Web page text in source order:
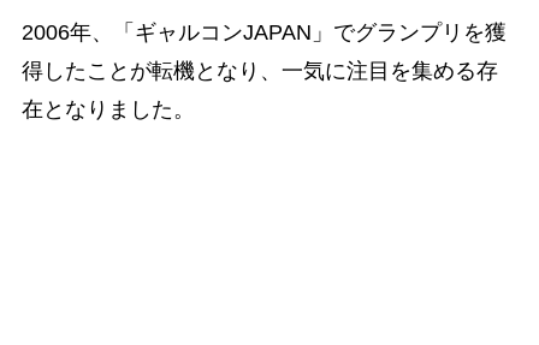
2006年、「ギャルコンJAPAN」でグランプリを獲
得したことが転機となり、一気に注目を集める存
在となりました。